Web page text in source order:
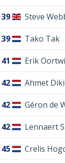
39 Steve
39 Tako Tak
41 Erik
42 Ahmet
42 Géron de
42 Lennaert
45 Crelis